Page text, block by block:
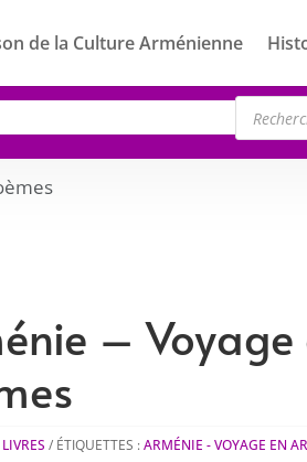
de la Culture Arménienne
de
produits
–
LIVRES ÉTIQUETTES :ARMÉNIE - VOYAGE EN